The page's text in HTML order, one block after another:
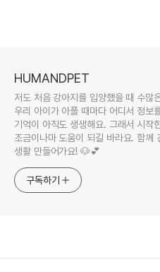
HUMANDPET
저도 처음 강아지를 입양했을 때 수많
우리 아이가 아플 때마다 어디서 정보
기억이 아직도 생생해요. 그래서 시작
조금이나마 도움이 되길 바라요. 함께
생활 만들어가요! 🐶💕
구독하기